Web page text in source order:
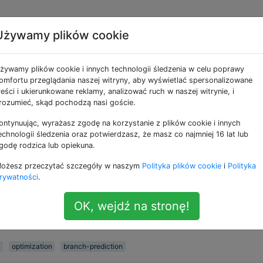
jako java
wysokiego poziomu. Użyj tego tagu, jeśli masz
i jest najczęściej używany w połączeniu z
tablicy jest szybsze niż
stosu w przepływie : Więcej informacji na temat
kodu C ++, który pokazuje niektóre bardzo dziwne
powodu sortowanie danych w cudowny sposób
#include &lt;ctime&gt; #include
optimization branch-prediction
plików cookie
plików cookie i innych technologii śledzenia w celu poprawy
przeglądania naszej witryny, aby wyświetlać spersonalizowane
i ukierunkowane reklamy, analizować ruch w naszej witrynie, i
skąd pochodzą nasi goście.
wyrażasz zgodę na korzystanie z plików cookie i innych
śledzenia oraz potwierdzasz, że masz co najmniej 16 lat lub
rodzica lub opiekuna.
przeczytać szczegóły w naszym Polityka plików cookie i Polityka
.
OK, wejdź na stronę!